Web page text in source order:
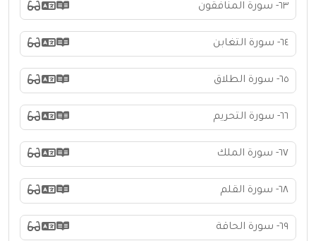
٦٣- سورة المنافقون
٦٤- سورة التغابن
٦٥- سورة الطلاق
٦٦- سورة التحريم
٦٧- سورة الملك
٦٨- سورة القلم
٦٩- سورة الحاقة